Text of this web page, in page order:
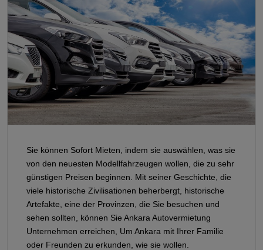
Sie können Sofort Mieten, indem sie auswählen, was sie
von den neuesten Modellfahrzeugen wollen, die zu sehr
günstigen Preisen beginnen. Mit seiner Geschichte, die
viele historische Zivilisationen beherbergt, historische
Artefakte, eine der Provinzen, die Sie besuchen und
sehen sollten, können Sie Ankara Autovermietung
Unternehmen erreichen, Um Ankara mit Ihrer Familie
oder Freunden zu erkunden, wie sie wollen.